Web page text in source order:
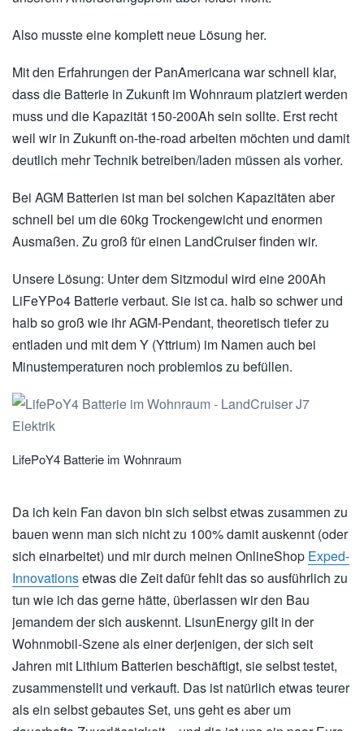
Also musste eine komplett neue Lösung her.
Mit den Erfahrungen der PanAmericana war schnell klar,
dass die Batterie in Zukunft im Wohnraum platziert werden
muss und die Kapazität 150-200Ah sein sollte. Erst recht
weil wir in Zukunft on-the-road arbeiten möchten und damit
deutlich mehr Technik betreiben/laden müssen als vorher.
Bei AGM Batterien ist man bei solchen Kapazitäten aber
schnell bei um die 60kg Trockengewicht und enormen
Ausmaßen. Zu groß für einen LandCruiser finden wir.
Unsere Lösung: Unter dem Sitzmodul wird eine 200Ah
LiFeYPo4 Batterie verbaut. Sie ist ca. halb so schwer und
halb so groß wie ihr AGM-Pendant, theoretisch tiefer zu
entladen und mit dem Y (Yttrium) im Namen auch bei
Minustemperaturen noch problemlos zu befüllen.
LifePoY4 Batterie im Wohnraum
Da ich kein Fan davon bin sich selbst etwas zusammen zu
bauen wenn man sich nicht zu 100% damit auskennt (oder
sich einarbeitet) und mir durch meinen OnlineShop Exped-
Innovationsetwas die Zeit dafür fehlt das so ausführlich zu
tun wie ich das gerne hätte, überlassen wir den Bau
jemandem der sich auskennt. LisunEnergy gilt in der
Wohnmobil-Szene als einer derjenigen, der sich seit
Jahren mit Lithium Batterien beschäftigt, sie selbst testet,
zusammenstellt und verkauft. Das ist natürlich etwas teurer
als ein selbst gebautes Set, uns geht es aber um